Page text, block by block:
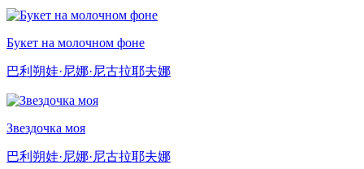
Букет на молочном фоне
巴利朔娃·尼娜·尼古拉耶夫娜
Звездочка моя
巴利朔娃·尼娜·尼古拉耶夫娜